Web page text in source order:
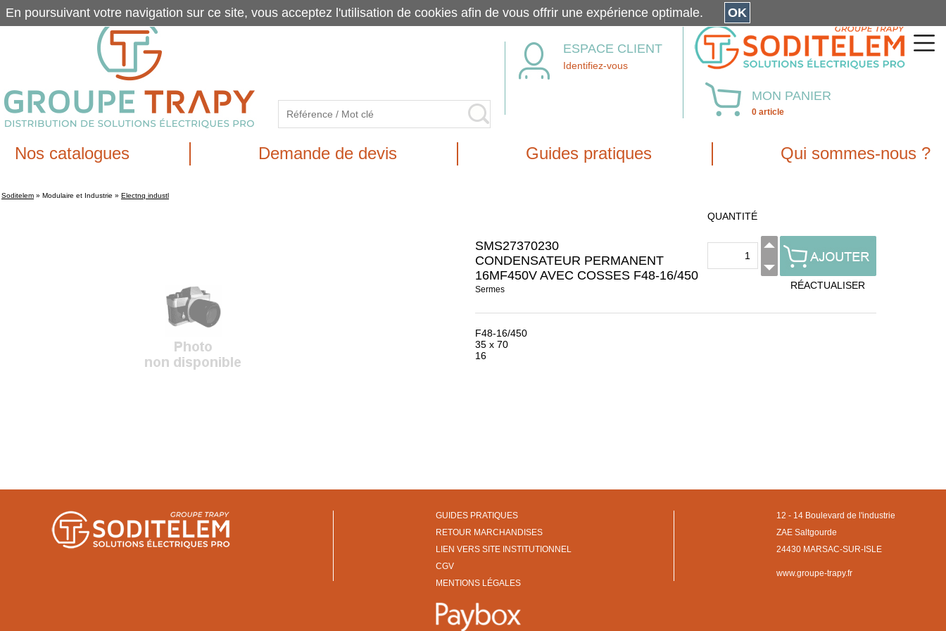
ESPACE CLIENT
Identifiez-vous
MON PANIER
0 article
Nos catalogues Demande de devis Guides pratiques Qui sommes-nous ?
Soditelem » Modulaire et Industrie » Electnq industl
SMS27370230
CONDENSATEUR PERMANENT
16MF450V AVEC COSSES F48-16/450
Sermes
QUANTITÉ
RÉACTUALISER
F48-16/450
35 x 70
16
GUIDES PRATIQUES
RETOUR MARCHANDISES
LIEN VERS SITE INSTITUTIONNEL
CGV
MENTIONS LÉGALES
12 - 14 Boulevard de l'industrie
ZAE Saltgourde
24430 MARSAC-SUR-ISLE
www.groupe-trapy.fr
En poursuivant votre navigation sur ce site, vous acceptez l'utilisation de cookies afin de vous offrir une expérience optimale. OK